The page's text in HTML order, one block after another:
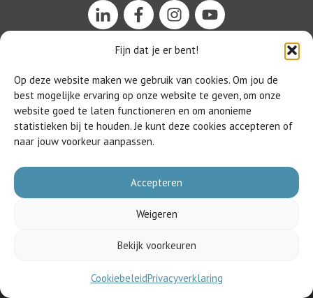
Fijn dat je er bent!
Op deze website maken we gebruik van cookies. Om jou de
best mogelijke ervaring op onze website te geven, om onze
website goed te laten functioneren en om anonieme
statistieken bij te houden. Je kunt deze cookies accepteren of
naar jouw voorkeur aanpassen.
Accepteren
Weigeren
Bekijk voorkeuren
CookiebeleidPrivacyverklaring
HET BEGINT MET TAAL ©
Aansluitvoorwaarden|